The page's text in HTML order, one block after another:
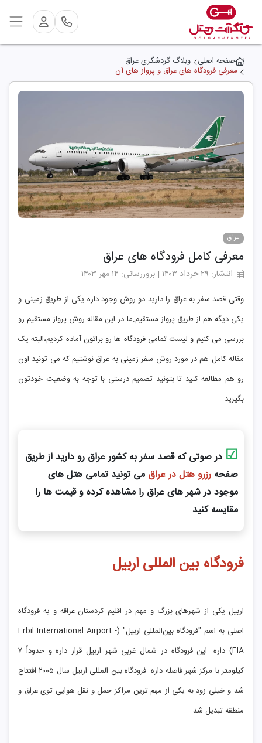
صفحه اصلی وبلاگ گردشگری عراق
معرفی فرودگاه های عراق و پرواز های آن
عراق
معرفی کامل فرودگاه های عراق
انتشار: ۲۹ خرداد ۱۴۰۳ | بروزرسانی: ۱۴ مهر ۱۴۰۳
وقتی قصد سفر به عراق را دارید دو روش وجود داره یکی از طریق زمینی و
یکی دیگه هم از طریق پرواز مستقیم.ما در این مقاله روش پرواز مستقیم رو
بررسی می کنیم و لیست تمامی فرودگاه ها رو براتون آماده کردیم،البته یک
مقاله کامل هم در مورد روش سفر زمینی به عراق نوشتیم که می تونید اون
رو هم مطالعه کنید تا بتونید تصمیم درستی با توجه به وضعیت خودتون
بگیرید.
☑ در صوتی که قصد سفر به کشور عراق رو دارید از طریق
صفحه رزرو هتل در عراق می تونید تمامی هتل های
موجود در شهر های عراق را مشاهده کرده و قیمت ها را
مقایسه کنید
فرودگاه بین المللی اربیل
اربیل یکی از شهرهای بزرگ و مهم در اقلیم کردستان عراقه و یه فرودگاه
اصلی به اسم "فرودگاه بین‌المللی اربیل" (Erbil International Airport -
EIA) داره. این فرودگاه در شمال غربی شهر اربیل قرار داره و حدوداً ۷
کیلومتر با مرکز شهر فاصله داره. فرودگاه بین ‌المللی اربیل سال ۲۰۰۵ افتتاح
شد و خیلی زود به یکی از مهم ‌ترین مراکز حمل و نقل هوایی توی عراق و
منطقه تبدیل شد.